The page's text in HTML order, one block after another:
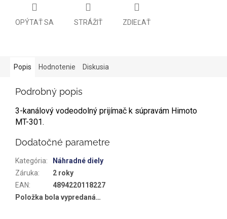
OPÝTAŤ SA STRÁŽIŤ ZDIEĽAŤ
Popis Hodnotenie Diskusia
Podrobný popis
3-kanálový vodeodolný prijímač k súpravám Himoto
MT-301.
Dodatočné parametre
Kategória:
Náhradné diely
Záruka:
2 roky
EAN:
4894220118227
Položka bola vypredaná…